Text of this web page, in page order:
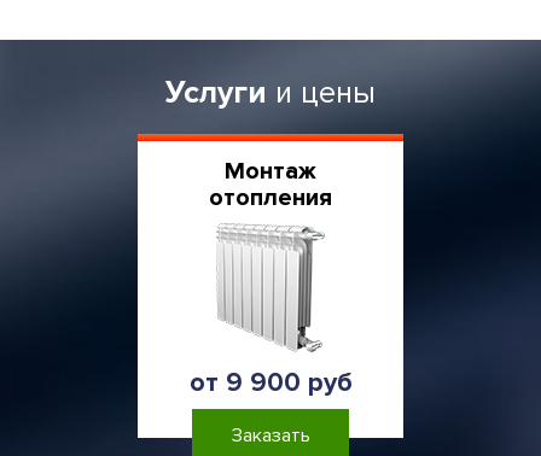
Услуги и цены
Монтаж
отопления
от 9 900 руб
Заказать